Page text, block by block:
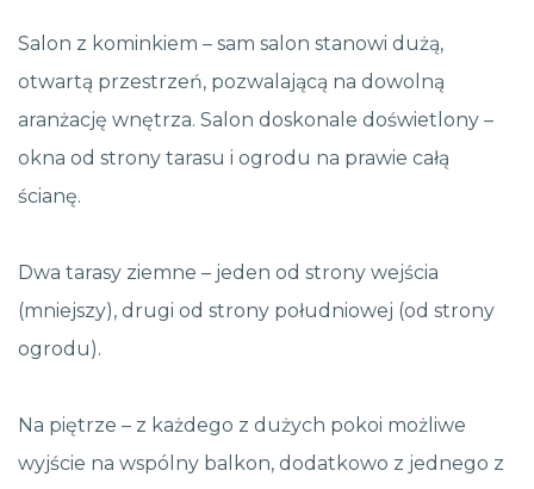
Salon z kominkiem – sam salon stanowi dużą,
otwartą przestrzeń, pozwalającą na dowolną
aranżację wnętrza. Salon doskonale doświetlony –
okna od strony tarasu i ogrodu na prawie całą
ścianę.
Dwa tarasy ziemne – jeden od strony wejścia
(mniejszy), drugi od strony południowej (od strony
ogrodu).
Na piętrze – z każdego z dużych pokoi możliwe
wyjście na wspólny balkon, dodatkowo z jednego z